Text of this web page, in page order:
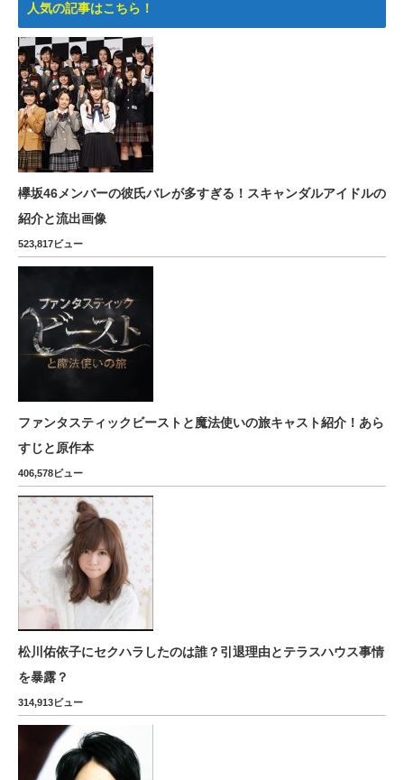
人気の記事はこちら！
欅坂46メンバーの彼氏バレが多すぎる！スキャンダルアイドルの
紹介と流出画像
523,817ビュー
ファンタスティックビーストと魔法使いの旅キャスト紹介！あら
すじと原作本
406,578ビュー
松川佑依子にセクハラしたのは誰？引退理由とテラスハウス事情
を暴露？
314,913ビュー